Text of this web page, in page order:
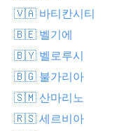
🇻🇦 바티칸시티
🇧🇪 벨기에
🇧🇾 벨로루시
🇧🇬 불가리아
🇸🇲 산마리노
🇷🇸 세르비아